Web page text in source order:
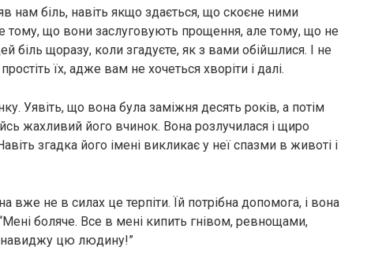
нам біль, навіть якщо здається, що скоєне ними
тому, що вони заслуговують прощення, але тому, що не
біль щоразу, коли згадуєте, як з вами обійшлися. І не
їх, адже вам не хочеться хворіти і далі.
Уявіть, що вона була заміжня десять років, а потім
жaхливий його вчинок. Вона розлучилася і щиро
згадка його імені викликає у неї спазми в животі і
вже не в силах це терпіти. Їй потрібна допомога, і вона
боляче. Все в мені кипить гнівом, ревнощами,
цю людину!”